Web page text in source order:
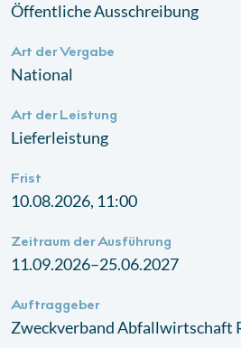
Öffentliche Ausschreibung
Art der Vergabe
National
Art der Leistung
Lieferleistung
Frist
10.08.2026, 11:00
Zeitraum der Ausführung
11.09.2026–25.06.2027
Auftraggeber
Zweckverband Abfallwirtschaft